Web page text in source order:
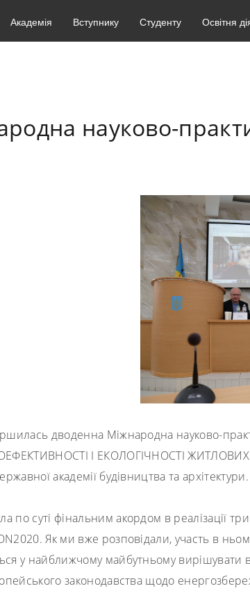
Академія Вступнику Студенту Освітня
науково-
дводенна Міжнародна науково-
І ЕКОЛОГІЧНОСТІ
академії будівництва та архітектури.
по суті фінальним акордом в реалізації
2020. Як ми вже розповідали, участь в
у найближчому майбутньому вирішувати
законодавства щодо